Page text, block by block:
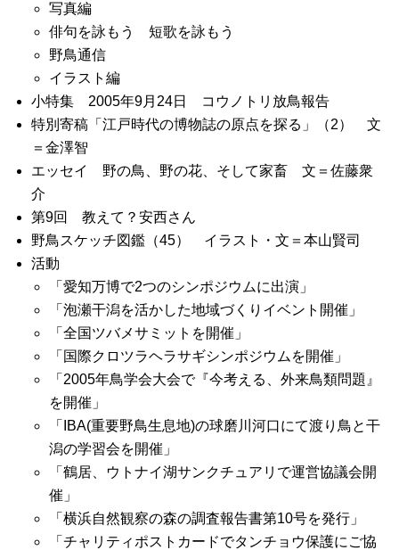
写真編
俳句を詠もう 短歌を詠もう
野鳥通信
イラスト編
小特集 2005年9月24日 コウノトリ放鳥報告
特別寄稿「江戸時代の博物誌の原点を探る」（2） 文
＝金澤智
エッセイ 野の鳥、野の花、そして家畜 文＝佐藤衆
介
第9回 教えて？安西さん
野鳥スケッチ図鑑（45） イラスト・文＝本山賢司
活動
「愛知万博で2つのシンポジウムに出演」
「泡瀬干潟を活かした地域づくりイベント開催」
「全国ツバメサミットを開催」
「国際クロツラヘラサギシンポジウムを開催」
「2005年鳥学会大会で『今考える、外来鳥類問題』
を開催」
「IBA(重要野鳥生息地)の球磨川河口にて渡り鳥と干
潟の学習会を開催」
「鶴居、ウトナイ湖サンクチュアリで運営協議会開
催」
「横浜自然観察の森の調査報告書第10号を発行」
「チャリティポストカードでタンチョウ保護にご協